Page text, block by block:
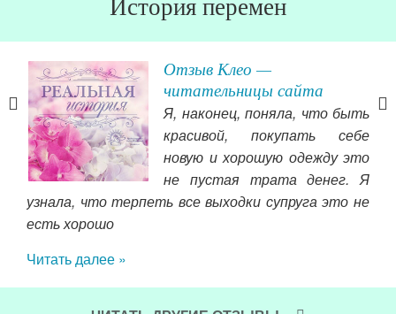
Отзыв Клео —
читательницы сайта
Я, наконец, поняла, что быть
красивой, покупать себе
новую и хорошую одежду это
не пустая трата денег. Я
узнала, что терпеть все выходки супруга это не
есть хорошо
Читать далее »